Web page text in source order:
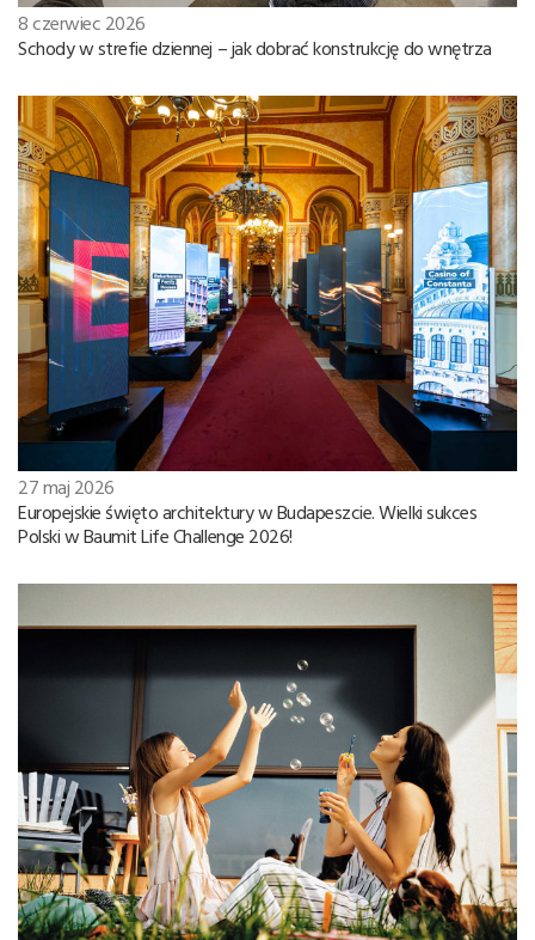
8 czerwiec 2026
Schody w strefie dziennej – jak dobrać konstrukcję do wnętrza
27 maj 2026
Europejskie święto architektury w Budapeszcie. Wielki sukces
Polski w Baumit Life Challenge 2026!